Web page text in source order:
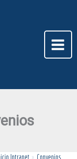
Intranet
Convenios